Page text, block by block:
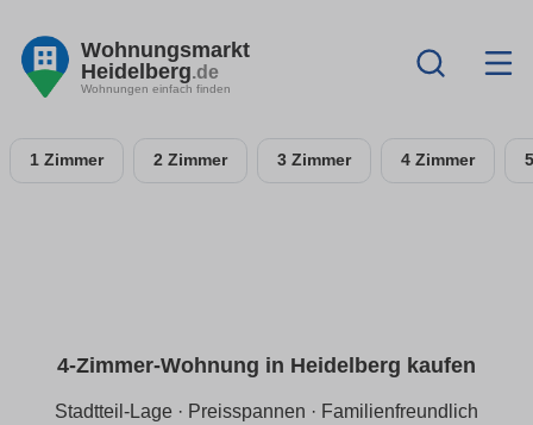
Wohnungsmarkt
Heidelberg.de
Wohnungen einfach finden
1 Zimmer 2 Zimmer 3 Zimmer 4 Zimmer
4-Zimmer-Wohnung in Heidelberg kaufen
Stadtteil-Lage · Preisspannen · Familienfreundlich